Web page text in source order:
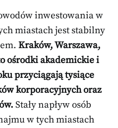
inwestowania w
miastach jest stabilny
Kraków, Warszawa,
ośrodki akademickie i
przyciągają tysiące
korporacyjnych oraz
Stały napływ osób
w tych miastach